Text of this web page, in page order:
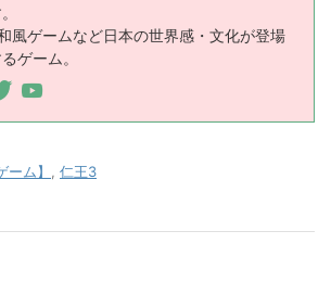
風ゲームなど日本の世界感・文化が登場
ゲーム。
ーム】 仁王3